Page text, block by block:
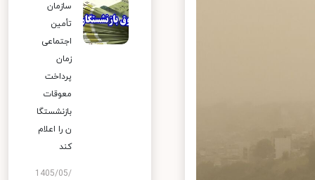
سازمان
تأمین
اجتماعی
زمان
پرداخت
معوقات
بازنشستگا
ن را اعلام
کند
1405/05/